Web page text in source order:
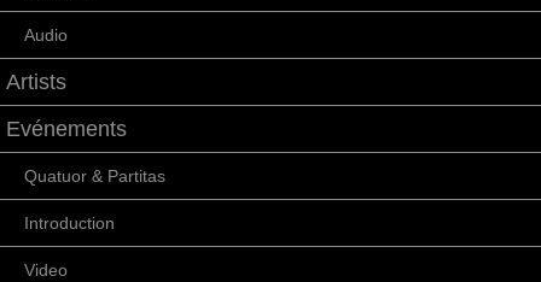
Audio
Artists
Evénements
Quatuor & Partitas
Introduction
Video